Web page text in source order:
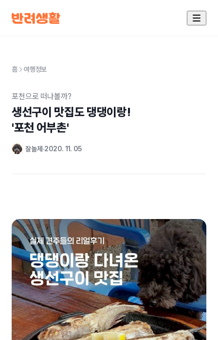
홈 여행정보
포천으로 떠나볼까?
생선구이 맛집도 댕댕이랑!
'포천 어부촌'
잘놀제 2020. 11. 05